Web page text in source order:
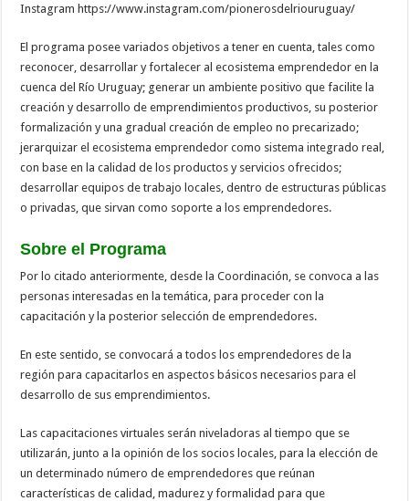
Instagram https://www.instagram.com/pionerosdelriouruguay/
El programa posee variados objetivos a tener en cuenta, tales como
reconocer, desarrollar y fortalecer al ecosistema emprendedor en la
cuenca del Río Uruguay; generar un ambiente positivo que facilite la
creación y desarrollo de emprendimientos productivos, su posterior
formalización y una gradual creación de empleo no precarizado;
jerarquizar el ecosistema emprendedor como sistema integrado real,
con base en la calidad de los productos y servicios ofrecidos;
desarrollar equipos de trabajo locales, dentro de estructuras públicas
o privadas, que sirvan como soporte a los emprendedores.
Sobre el Programa
Por lo citado anteriormente, desde la Coordinación, se convoca a las
personas interesadas en la temática, para proceder con la
capacitación y la posterior selección de emprendedores.
En este sentido, se convocará a todos los emprendedores de la
región para capacitarlos en aspectos básicos necesarios para el
desarrollo de sus emprendimientos.
Las capacitaciones virtuales serán niveladoras al tiempo que se
utilizarán, junto a la opinión de los socios locales, para la elección de
un determinado número de emprendedores que reúnan
características de calidad, madurez y formalidad para que